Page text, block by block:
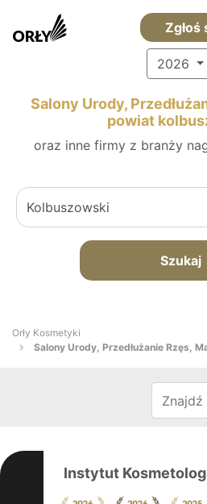
Zgłoś
2026
Salony Urody,
powiat
oraz inne firmy z branży
Szukaj
Orły Kosmetyki
Salony Urody, Przedłużanie Rzęs,
Instytut